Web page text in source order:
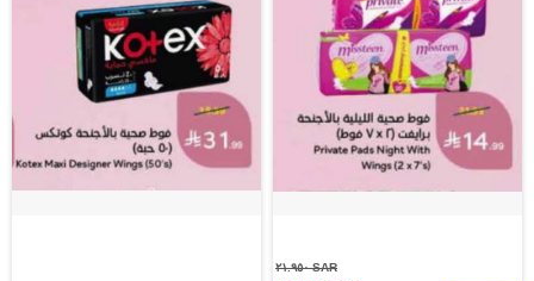
SAR ٢١.٩٥٠